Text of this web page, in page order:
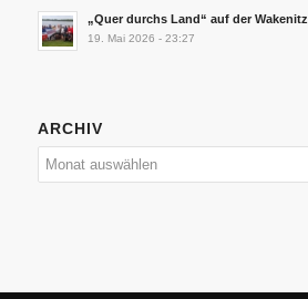
„Quer durchs Land“ auf der Wakenitz
19. Mai 2026 - 23:27
ARCHIV